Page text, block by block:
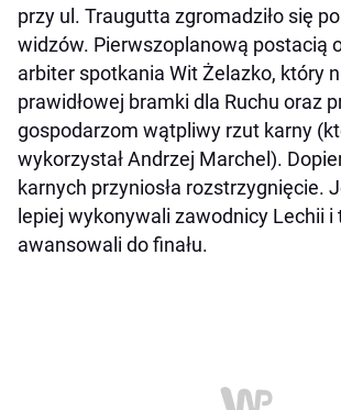
przy ul. Traugutta zgromadziło się
widzów. Pierwszoplanową postacią
arbiter spotkania Wit Żelazko, który
prawidłowej bramki dla Ruchu oraz
gospodarzom wątpliwy rzut karny
wykorzystał Andrzej Marchel).
karnych przyniosła rozstrzygnięcie.
lepiej wykonywali zawodnicy Lechii i
awansowali do finału.